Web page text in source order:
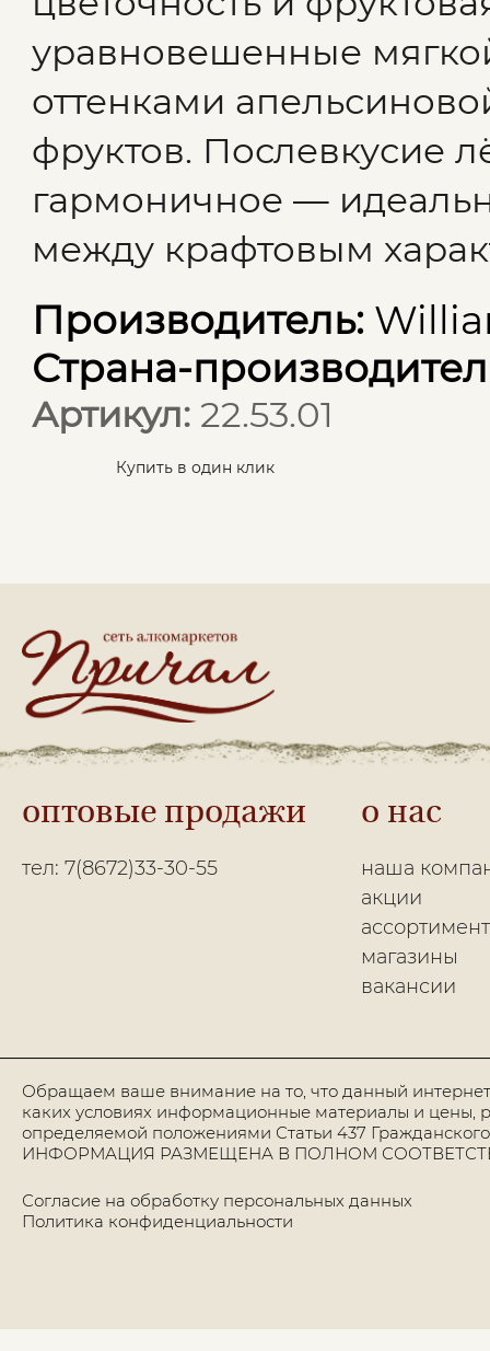
уравновешенные
оттенками
фруктов. Послевкусие
гармоничное —
между крафтовым
Производитель:
Страна-
Артикул: 22.53.01
Купить в один клик
оптовые продажи
тел: 7(8672)33-30-55
о нас
наша
акции
ассортимент
магазины
вакансии
Обращаем ваше внимание на то, что данный
каких условиях информационные материалы и цены,
определяемой положениями Статьи 437
ИНФОРМАЦИЯ РАЗМЕЩЕНА В ПОЛНОМ
Согласие на обработку персональных данных
Политика конфиденциальности